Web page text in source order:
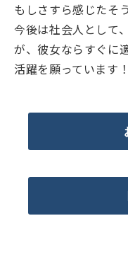
もしさすら感じたそ
今後は社会人として
が、彼女ならすぐに
活躍を願っています！